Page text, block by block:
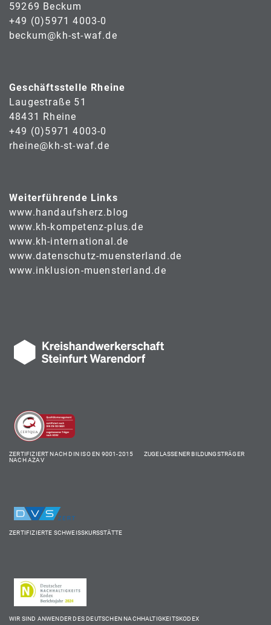
59269 Beckum
+49 (0)5971 4003-0
beckum@kh-st-waf.de
Geschäftsstelle Rheine
Laugestraße 51
48431 Rheine
+49 (0)5971 4003-0
rheine@kh-st-waf.de
Weiterführende Links
www.handaufsherz.blog
www.kh-kompetenz-plus.de
www.kh-international.de
www.datenschutz-muensterland.de
www.inklusion-muensterland.de
ZERTIFIZIERT NACH DIN ISO EN 9001-2015 ZUGELASSENER BILDUNGSTRÄGER
NACH AZAV
ZERTIFIZIERTE SCHWEISSKURSSTÄTTE
WIR SIND ANWENDER DES DEUTSCHEN NACHHALTIGKEITSKODEX